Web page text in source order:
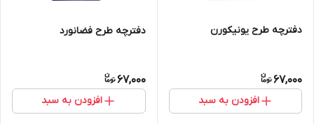
دفترچه طرح یونیکورن
67,000
افزودن به سبد
دفترچه طرح فضانورد
67,000
افزودن به سبد